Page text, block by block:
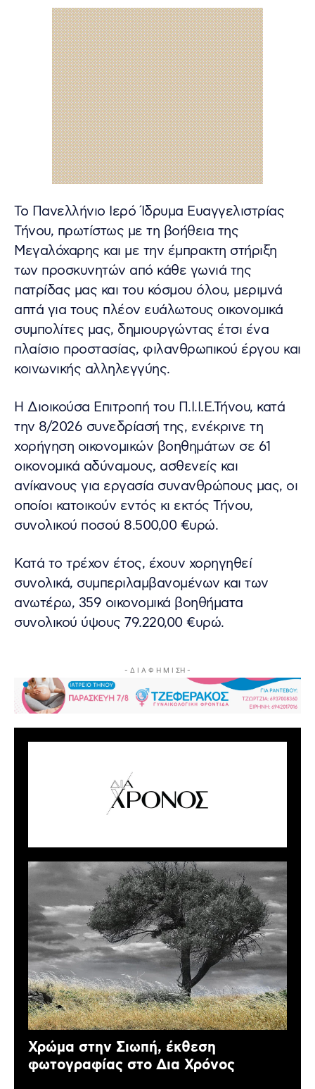
Το Πανελλήνιο Ιερό Ίδρυμα Ευαγγελιστρίας
Τήνου, πρωτίστως με τη βοήθεια της
Μεγαλόχαρης και με την έμπρακτη στήριξη
των προσκυνητών από κάθε γωνιά της
πατρίδας μας και του κόσμου όλου, μεριμνά
απτά για τους πλέον ευάλωτους οικονομικά
συμπολίτες μας, δημιουργώντας έτσι ένα
πλαίσιο προστασίας, φιλανθρωπικού έργου και
κοινωνικής αλληλεγγύης.
Η Διοικούσα Επιτροπή του Π.Ι.Ι.Ε.Τήνου, κατά
την 8/2026 συνεδρίασή της, ενέκρινε τη
χορήγηση οικονομικών βοηθημάτων σε 61
οικονομικά αδύναμους, ασθενείς και
ανίκανους για εργασία συνανθρώπους μας, οι
οποίοι κατοικούν εντός κι εκτός Τήνου,
συνολικού ποσού 8.500,00 €υρώ.
Κατά το τρέχον έτος, έχουν χορηγηθεί
συνολικά, συμπεριλαμβανομένων και των
ανωτέρω, 359 οικονομικά βοηθήματα
συνολικού ύψους 79.220,00 €υρώ.
- Δ Ι Α Φ Η Μ Ι ΣΗ -
Χρώμα στην Σιωπή, έκθεση
φωτογραφίας στο Δια Χρόνος